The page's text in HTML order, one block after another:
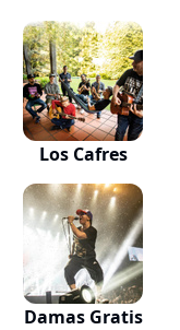
Los Cafres
Damas Gratis